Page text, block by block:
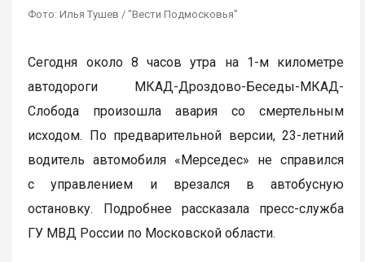
Фото: Илья Тушев / "Вести Подмосковья"
Сегодня около 8 часов утра на 1-м километре
автодороги МКАД-Дроздово-Беседы-МКАД-
Слобода произошла авария со смертельным
исходом. По предварительной версии, 23-летний
водитель автомобиля «Мерседес» не справился
с управлением и врезался в автобусную
остановку. Подробнее рассказала пресс-служба
ГУ МВД России по Московской области.